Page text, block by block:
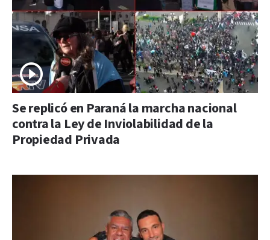
Se replicó en Paraná la marcha nacional
contra la Ley de Inviolabilidad de la
Propiedad Privada